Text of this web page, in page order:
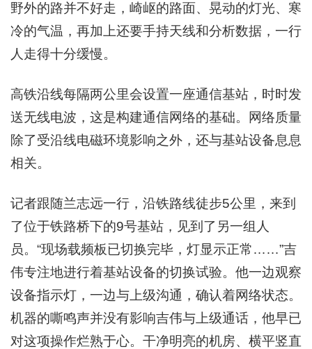
野外的路并不好走，崎岖的路面、晃动的灯光、寒
冷的气温，再加上还要手持天线和分析数据，一行
人走得十分缓慢。
高铁沿线每隔两公里会设置一座通信基站，时时发
送无线电波，这是构建通信网络的基础。网络质量
除了受沿线电磁环境影响之外，还与基站设备息息
相关。
记者跟随兰志远一行，沿铁路线徒步5公里，来到
了位于铁路桥下的9号基站，见到了另一组人
员。“现场载频板已切换完毕，灯显示正常……”吉
伟专注地进行着基站设备的切换试验。他一边观察
设备指示灯，一边与上级沟通，确认着网络状态。
机器的嘶鸣声并没有影响吉伟与上级通话，他早已
对这项操作烂熟于心。干净明亮的机房、横平竖直